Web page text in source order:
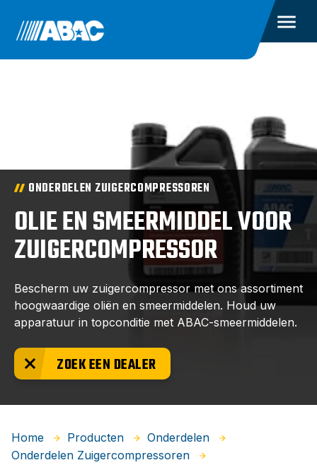
ONDERDELEN ZUIGERCOMPRESSOREN
OLIE EN SMEERMIDDEL VOOR
ZUIGERCOMPRESSOR
Bescherm uw zuigercompressor met ons assortiment
hoogwaardige oliën en smeermiddelen. Houd uw
apparatuur in topconditie met ABAC-smeermiddelen.
ZOEK EEN DEALER
Home Producten
Onderdelen
Onderdelen Zuigercompressoren